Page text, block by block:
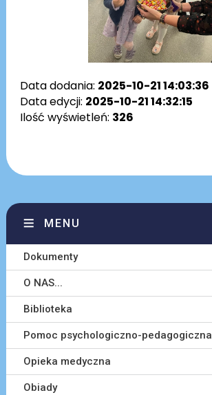
Data dodania: 2025-10-21 14:03:36
Data edycji: 2025-10-21 14:32:15
Ilość wyświetleń: 326
MENU
Dokumenty
O NAS...
Biblioteka
Pomoc psychologiczno-pedagogiczna
Opieka medyczna
Obiady